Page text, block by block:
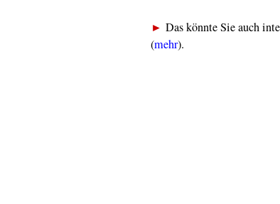
► Das könnte Sie auch
(mehr).